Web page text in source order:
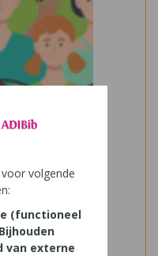
volgende
(functioneel
van externe